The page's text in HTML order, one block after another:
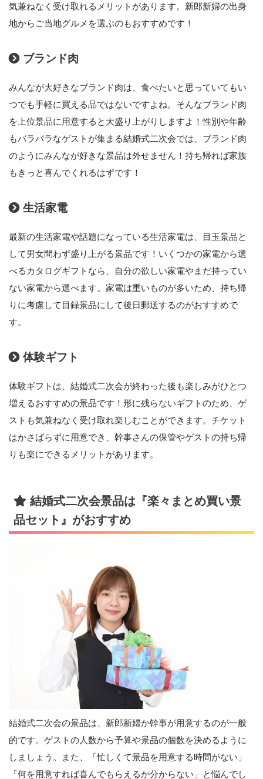
気兼ねなく受け取れるメリットがあります。新郎新婦の出身
地からご当地グルメを選ぶのもおすすめです！
ブランド肉
みんなが大好きなブランド肉は、食べたいと思っていてもい
つでも手軽に買える品ではないですよね。そんなブランド肉
を上位景品に用意すると大盛り上がりしますよ！性別や年齢
もバラバラなゲストが集まる結婚式二次会では、ブランド肉
のようにみんなが好きな景品は外せません！持ち帰れば家族
もきっと喜んでくれるはずです！
生活家電
最新の生活家電や話題になっている生活家電は、目玉景品と
して男女問わず盛り上がる景品です！いくつかの家電から選
べるカタログギフトなら、自分の欲しい家電やまだ持ってい
ない家電から選べます。家電は重いものが多いため、持ち帰
りに考慮して目録景品にして後日郵送するのがおすすめで
す。
体験ギフト
体験ギフトは、結婚式二次会が終わった後も楽しみがひとつ
増えるおすすめの景品です！形に残らないギフトのため、ゲ
ストも気兼ねなく受け取れ楽しむことができます。チケット
はかさばらずに用意でき、幹事さんの保管やゲストの持ち帰
りも楽にできるメリットがあります。
結婚式二次会景品は『楽々まとめ買い景
品セット』がおすすめ
結婚式二次会の景品は、新郎新婦か幹事が用意するのが一般
的です。ゲストの人数から予算や景品の個数を決めるように
しましょう。また、「忙しくて景品を用意する時間がない」
「何を用意すれば喜んでもらえるか分からない」と悩んでし